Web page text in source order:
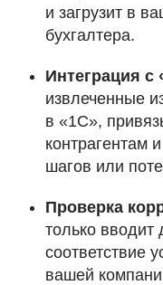
и загрузит в
бухгалтера.
Интеграция с
извлеченные
в «1С»,
контрагентам
шагов или
Проверка
только вводит
соответствие
вашей